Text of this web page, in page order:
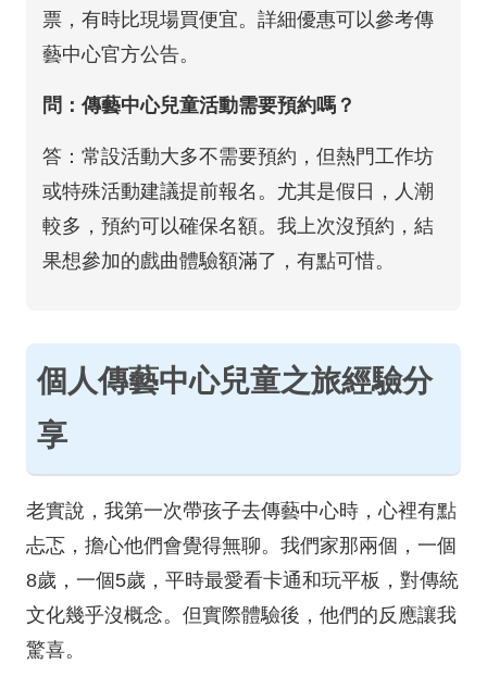
票，有時比現場買便宜。詳細優惠可以參考傳
藝中心官方公告。
問：傳藝中心兒童活動需要預約嗎？
答：常設活動大多不需要預約，但熱門工作坊
或特殊活動建議提前報名。尤其是假日，人潮
較多，預約可以確保名額。我上次沒預約，結
果想參加的戲曲體驗額滿了，有點可惜。
個人傳藝中心兒童之旅經驗分
享
老實說，我第一次帶孩子去傳藝中心時，心裡有點
忐忑，擔心他們會覺得無聊。我們家那兩個，一個
8歲，一個5歲，平時最愛看卡通和玩平板，對傳統
文化幾乎沒概念。但實際體驗後，他們的反應讓我
驚喜。